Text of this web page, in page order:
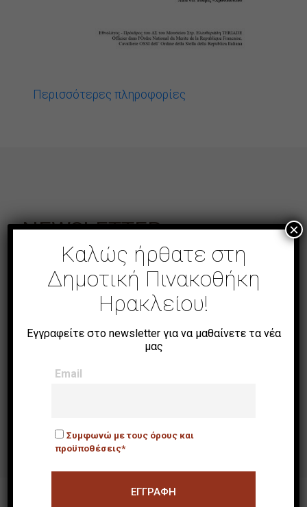
Περισσότερες πληροφορίες
NEWSLETTER
Email
Συμφωνώ με τους όρους
και προϋποθέσεις*
Καλώς ήρθατε στη
Δημοτική Πινακοθήκη
Ηρακλείου!
Εγγραφείτε στο newsletter για να μαθαίνετε τα νέα
μας
Email
Συμφωνώ με τους όρους και
προϋποθέσεις*
×